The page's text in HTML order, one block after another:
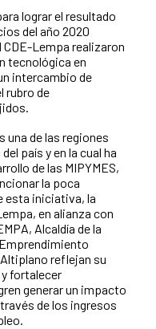
lograr el resultado
del año 2020
Lempa realizaron
tecnológica en
intercambio de
rubro de
una de las regiones
país y en la cual ha
de las MIPYMES,
la poca
esta iniciativa, la
en alianza con
Alcaldía de la
reflejan su
fortalecer
generar un impacto
de los ingresos